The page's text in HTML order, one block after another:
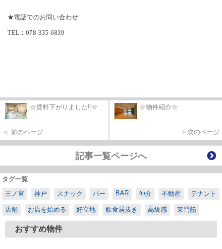
★電話でのお問い合わせ
TEL ： 078-335-6839
☆賃料下がりました‼☆
＜ 前のページ
☆物件紹介☆
＞次のページ
記事一覧ページへ
タグ一覧
三ノ宮
神戸 スナック バー BAR 仲介 不動産 テナント
店舗 お店を始める 好立地 飲食居抜き 高級感 東門筋
おすすめ物件